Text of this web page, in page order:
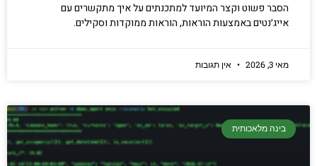
הסבר פשוט וקצר המיועד למתכנתים על איך מתקשרים עם
אייג׳נטים באמצעות הוראות, הוראות ממוקדות וסקילים.
מאי 3, 2026 אין תגובות
בינה מלאכותית